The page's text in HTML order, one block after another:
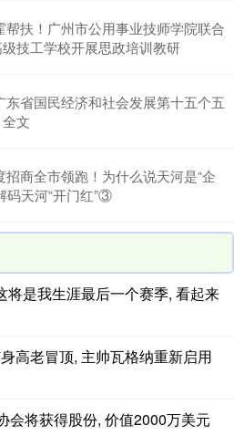
帮扶！广州市公用事业技师学院联合
技工学校开展思政培训教研
东省国民经济和社会发展第十五个五
文
招商全市领跑！为什么说天河是“企
码天河“开门红”③
将是我生涯最后一个赛季, 看起来
高老冒顶, 主帅瓦格纳重新启用
会将获得股份, 价值2000万美元